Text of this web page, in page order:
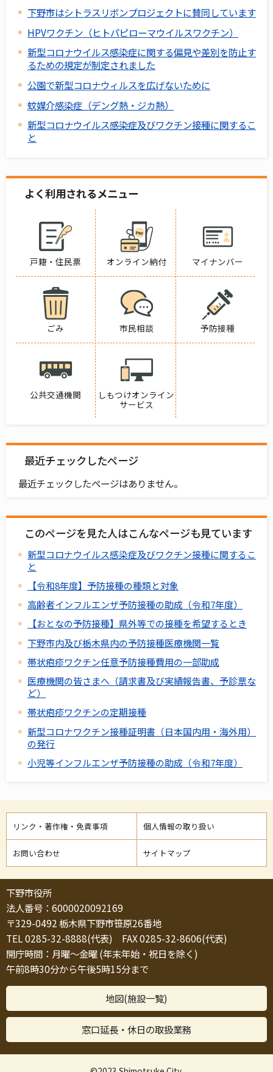
下野市はシトラスリボンプロジェクトに賛同しています
HPVワクチン（ヒトパピローマウイルスワクチン）
新型コロナウイルス感染症に関する偏見や差別を防止す
るための規定が制定されました
公園で新型コロナウィルスを広げないために
蚊媒介感染症（デング熱・ジカ熱）
新型コロナウイルス感染症及びワクチン接種に関するこ
と
よく利用されるメニュー
戸籍・住民票 オンライン納付 マイナンバー
ごみ 市民相談 予防接種
公共交通機関
しもつけオンライン
サービス
最近チェックしたページ
最近チェックしたページはありません。
このページを見た人はこんなページも見ています
新型コロナウイルス感染症及びワクチン接種に関するこ
と
【令和8年度】予防接種の種類と対象
高齢者インフルエンザ予防接種の助成（令和7年度）
【おとなの予防接種】県外等での接種を希望するとき
下野市内及び栃木県内の予防接種医療機関一覧
帯状疱疹ワクチン任意予防接種費用の一部助成
医療機関の皆さまへ（請求書及び実績報告書、予診票な
ど）
帯状疱疹ワクチンの定期接種
新型コロナワクチン接種証明書（日本国内用・海外用）
の発行
小児等インフルエンザ予防接種の助成（令和7年度）
リンク・著作権・免責事項 個人情報の取り扱い
お問い合わせ サイトマップ
下野市役所
法人番号：6000020092169
〒329-0492 栃木県下野市笹原26番地
TEL 0285-32-8888(代表) FAX 0285-32-8606(代表)
開庁時間：月曜～金曜 (年末年始・祝日を除く)
午前8時30分から午後5時15分まで
地図(施設一覧)
窓口延長・休日の取扱業務